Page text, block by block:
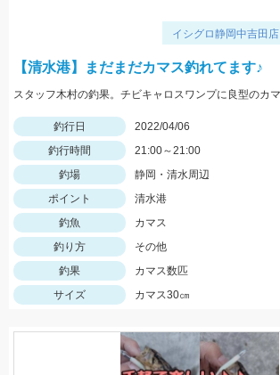
イシグロ静岡中吉田店
【清水港】まだまだカマス釣れてます♪
釣行日
2022/04/06
釣行時間
21:00～21:00
釣場
静岡・清水周辺
ポイント
清水港
釣魚
カマス
釣り方
その他
釣果
カマス数匹
サイズ
カマス30㎝